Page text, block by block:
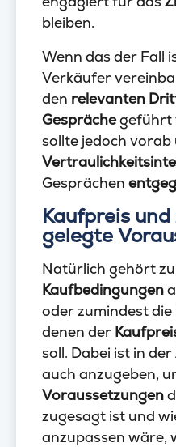
bleiben.
Wenn das der Fall
Verkäufer
den relevanten
Gesprächegeführt
sollte jedoch
Gesprächen
Kaufpreis
gelegte
Natürlich gehört
Kaufbedingungen
oder zumindest die
denen der
soll. Dabei ist in der
auch anzugeben,
Voraussetzungen
zugesagt ist und
anzupassen wäre,